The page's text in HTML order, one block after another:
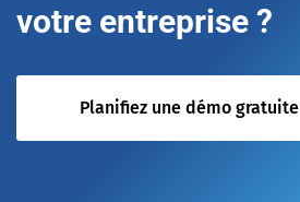
votre entreprise ?
Planifiez une démo gratuite